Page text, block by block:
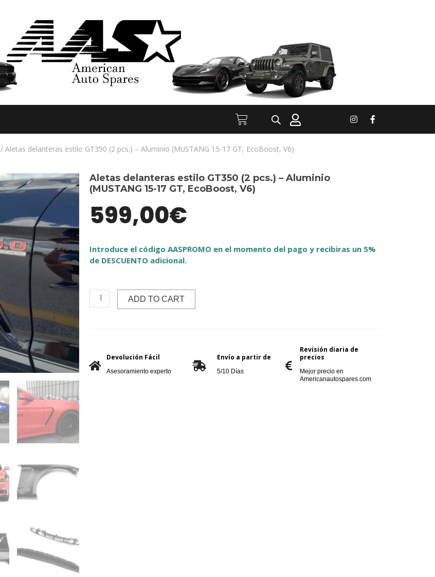
/ Aletas delanteras estilo GT350 (2 pcs.) – Aluminio (MUSTANG 15-17 GT, EcoBoost, V6)
Aletas delanteras estilo GT350 (2 pcs.) – Aluminio
(MUSTANG 15-17 GT, EcoBoost, V6)
599,00€
Introduce el código AASPROMO en el momento del pago y recibiras un 5%
de DESCUENTO adicional.
ADD TO CART
Devolución Fácil
Asesoramiento experto
Envío a partir de
5/10 Días
Revisión diaria de
precios
Mejor precio en
Americanautospares.com